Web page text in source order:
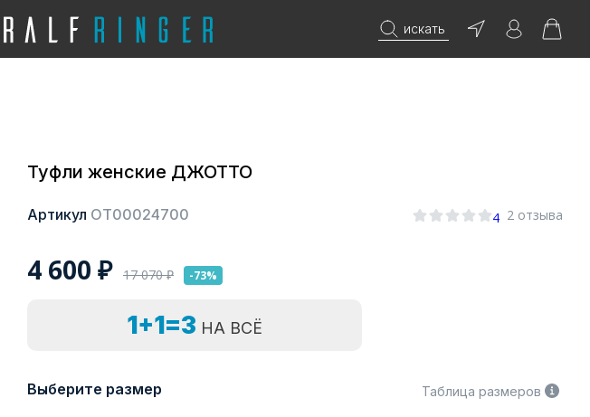
искать
Туфли женские ДЖОТТО
Артикул ОТ00024700 4 2 отзыва
4 600 ₽ 17 070₽ -73%
1+1=3 НА ВСЁ
Выберите размер Таблица размеров